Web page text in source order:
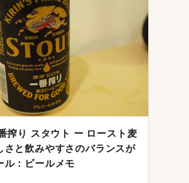
搾り スタウト ー ロースト麦
さと飲みやすさのバランスが
ル：ビールメモ